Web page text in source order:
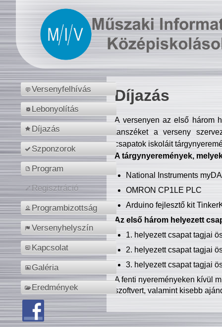
Versenyfelhívás
Lebonyolítás
Díjazás
Szponzorok
Program
Regisztráció
Programbizottság
Versenyhelyszín
Kapcsolat
Galéria
Eredmények
Díjazás
A versenyen az első három
tanszéket a verseny
csapatok iskoláit
A tárgynyeremények,
National Instruments
OMRON CP1LE PLC
Arduino fejlesztő kit
Az első három helyezett
1. helyezett csapat tagjai
2. helyezett csapat tagjai
3. helyezett csapat tagjai
A fenti nyereményeken kívül
szoftvert, valamint kisebb